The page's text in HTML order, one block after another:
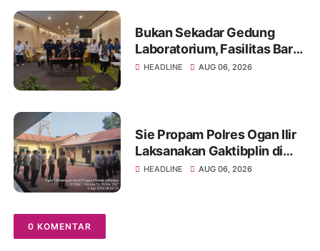
Bukan Sekadar Gedung
Laboratorium, Fasilitas Baru
di Jakabaring Akan Perkuat
HEADLINE AUG 06, 2026
Sie Propam Polres Ogan Ilir
Laksanakan Gaktibplin di
Polsek Indralaya, Tingkatkan
HEADLINE AUG 06, 2026
0 KOMENTAR